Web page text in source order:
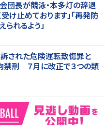
団長が競泳・本多灯の辞退
け止めております」「再発防
れるよう」
訴された危険運転致傷罪と
刑 ７月に改正で３つの類